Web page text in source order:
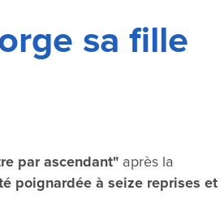
sa fille
par ascendant" après la
poignardée à seize reprises et